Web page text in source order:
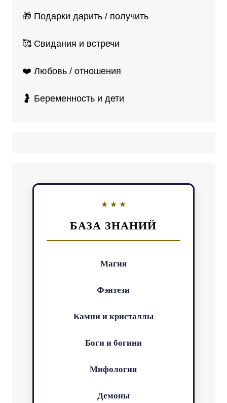
🎁 Подарки дарить / получить
🥰 Свидания и встречи
❤️ Любовь / отношения
🤰 Беременность и дети
БАЗА ЗНАНИЙ
Магия
Фэнтези
Камни и кристаллы
Боги и богини
Мифология
Демоны